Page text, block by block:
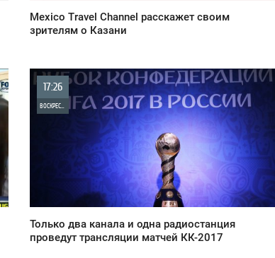
Mexico Travel Channel расскажет своим
зрителям о Казани
17:26
ВОСКРЕСЕНЬЕ
Только два канала и одна радиостанция
проведут трансляции матчей КК-2017